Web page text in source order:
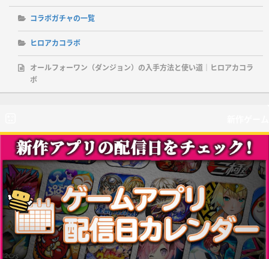
コラボガチャの一覧
ヒロアカコラボ
オールフォーワン（ダンジョン）の入手方法と使い道｜ヒロアカコラ
ボ